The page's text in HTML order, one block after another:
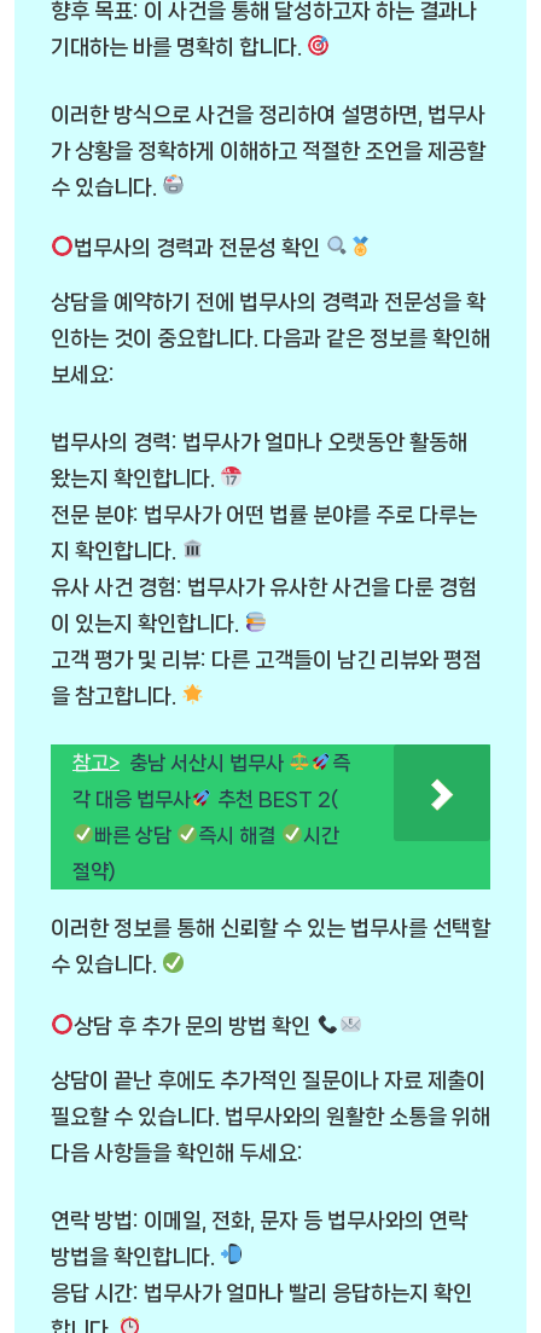
향후 목표: 이 사건을 통해 달성하고자 하는 결과나
기대하는 바를 명확히 합니다.
이러한 방식으로 사건을 정리하여 설명하면, 법무사
가 상황을 정확하게 이해하고 적절한 조언을 제공할
수 있습니다.
법무사의 경력과 전문성 확인
상담을 예약하기 전에 법무사의 경력과 전문성을 확
인하는 것이 중요합니다. 다음과 같은 정보를 확인해
보세요:
법무사의 경력: 법무사가 얼마나 오랫동안 활동해
왔는지 확인합니다.
전문 분야: 법무사가 어떤 법률 분야를 주로 다루는
지 확인합니다.
유사 사건 경험: 법무사가 유사한 사건을 다룬 경험
이 있는지 확인합니다.
고객 평가 및 리뷰: 다른 고객들이 남긴 리뷰와 평점
을 참고합니다.
참고> 충남 서산시 법무사
즉
각 대응 법무사
추천 BEST 2(
빠른 상담
즉시 해결
시간
절약)
이러한 정보를 통해 신뢰할 수 있는 법무사를 선택할
수 있습니다.
상담 후 추가 문의 방법 확인
상담이 끝난 후에도 추가적인 질문이나 자료 제출이
필요할 수 있습니다. 법무사와의 원활한 소통을 위해
다음 사항들을 확인해 두세요:
연락 방법: 이메일, 전화, 문자 등 법무사와의 연락
방법을 확인합니다.
응답 시간: 법무사가 얼마나 빨리 응답하는지 확인